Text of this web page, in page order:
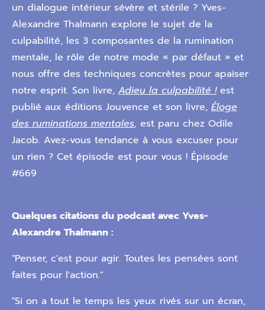
un dialogue intérieur sévère et stérile ? Yves-
Alexandre Thalmann explore le sujet de la
culpabilité, les 3 composantes de la rumination
mentale, le rôle de notre mode « par défaut » et
nous offre des techniques concrètes pour apaiser
notre esprit. Son livre, Adieu la culpabilité !est
publié aux éditions Jouvence et son livre, Éloge
des ruminations mentales, est paru chez Odile
Jacob. Avez-vous tendance à vous excuser pour
un rien ? Cet épisode est pour vous ! Épisode
#669
Quelques citations du podcast avec Yves-
Alexandre Thalmann :
"Penser, c'est pour agir. Toutes les pensées sont
faites pour l'action."
"Si on a tout le temps les yeux rivés sur un écran,